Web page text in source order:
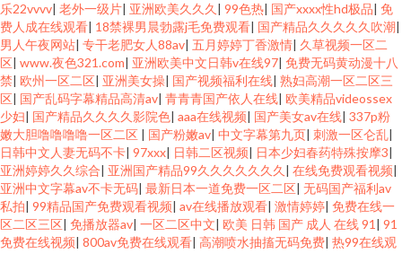
乐22vvvv| 老外一级片| 亚洲欧美久久久 | 99色热| 国产xxxx性hd极品| 免
费人成在线观看| 18禁裸男晨勃露j毛免费观看| 国产精品久久久久久吹潮|
男人午夜网站| 专干老肥女人88av| 五月婷婷丁香激情| 久草视频一区二
区| www.夜色321.com| 亚洲欧美中文日韩v在线97| 免费无码黄动漫十八
禁| 欧州一区二区| 亚洲美女操| 国产视频福利在线| 熟妇高潮一区二区三
区| 国产乱码字幕精品高清av| 青青青国产依人在线| 欧美精品videossex
少妇| 国产精品久久久久影院色| aaa在线视频| 国产美女av在线| 337p粉
嫩大胆噜噜噜噜一区二区 | 国产粉嫩av| 中文字幕第九页| 刺激一区仑乱|
日韩中文人妻无码不卡| 97xxx| 日韩二区视频| 日本少妇春药特殊按摩3|
亚洲婷婷久久综合| 亚洲国产精品99久久久久久久久 | 在线免费观看视频|
亚洲中文字幕av不卡无码| 最新日本一道免费一区二区| 无码国产福利av
私拍| 99精品国产免费观看视频| av在线播放观看| 激情婷婷| 免费在线一
区二区三区| 免播放器av| 一区二区中文| 欧美 日韩 国产 成人 在线 91 | 91
免费在线视频| 800av免费在线观看| 高潮喷水抽搐无码免费| 热99在线观